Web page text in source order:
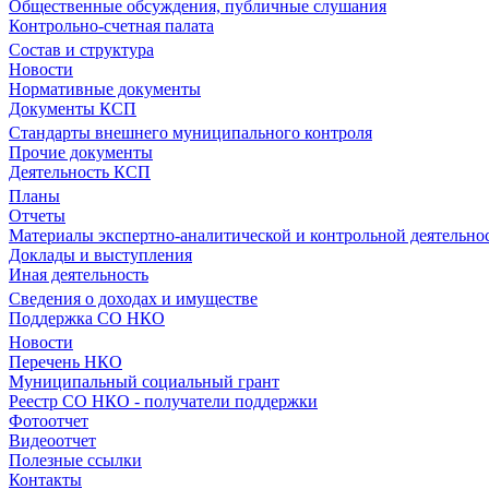
Общественные обсуждения, публичные слушания
Контрольно-счетная палата
Состав и структура
Новости
Нормативные документы
Документы КСП
Стандарты внешнего муниципального контроля
Прочие документы
Деятельность КСП
Планы
Отчеты
Материалы экспертно-аналитической и контрольной
Доклады и выступления
Иная деятельность
Сведения о доходах и имуществе
Поддержка СО НКО
Новости
Перечень НКО
Муниципальный социальный грант
Реестр СО НКО - получатели поддержки
Фотоотчет
Видеоотчет
Полезные ссылки
Контакты